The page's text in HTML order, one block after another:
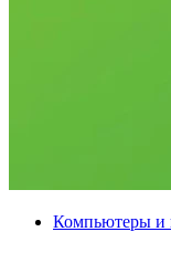
Компьютеры и